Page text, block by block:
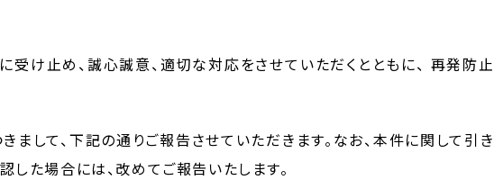
受け止め、誠心誠意、適切な対応をさせていただくとともに、 再発防止
して、下記の通りご報告させていただきます。なお、本件に関して引き
た場合には、改めてご報告いたします。